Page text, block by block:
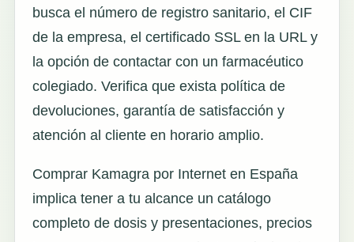
busca el número de registro sanitario, el CIF
de la empresa, el certificado SSL en la URL y
la opción de contactar con un farmacéutico
colegiado. Verifica que exista política de
devoluciones, garantía de satisfacción y
atención al cliente en horario amplio.
Comprar Kamagra por Internet en España
implica tener a tu alcance un catálogo
completo de dosis y presentaciones, precios